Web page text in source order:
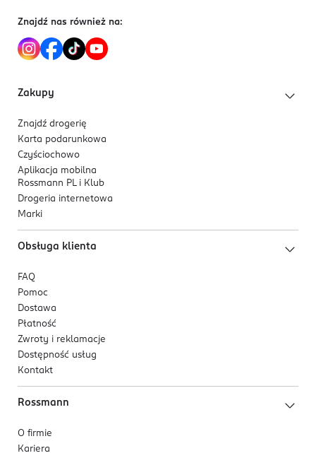
HELIANTHUS ANNUUS SEED OIL, CALENDULA
BISABOLOL, PARFUM, LINALOOL, BENZYL ALCOHOL,
Dirk Rossmann GmbH
Isernhägener Straße 16
30938
product@rossmann.info
DE-Niemcy
Kod EAN
4 047196 067130
Znajdź nas również na:
Zakupy
Znajdź drogerię
Karta podarunkowa
Czyściochowo
Aplikacja mobilna
Rossmann PL i Klub
Drogeria internetowa
Marki
Obsługa klienta
FAQ
Pomoc
Dostawa
Płatność
Zwroty i reklamacje
Dostępność usług
Kontakt
Rossmann
O firmie
Kariera